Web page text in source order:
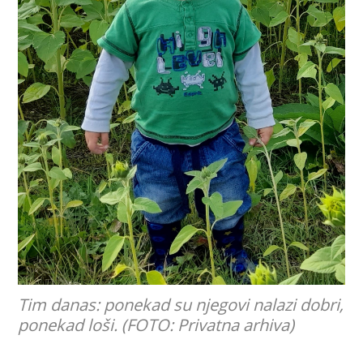
Tim danas: ponekad su njegovi nalazi dobri,
ponekad loši. (FOTO: Privatna arhiva)